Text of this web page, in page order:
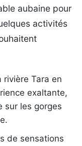
aubaine pour
activités
rivière Tara en
exaltante,
sur les gorges
de sensations